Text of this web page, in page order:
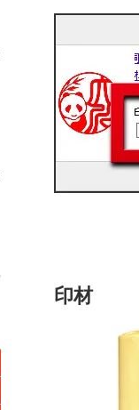
印材